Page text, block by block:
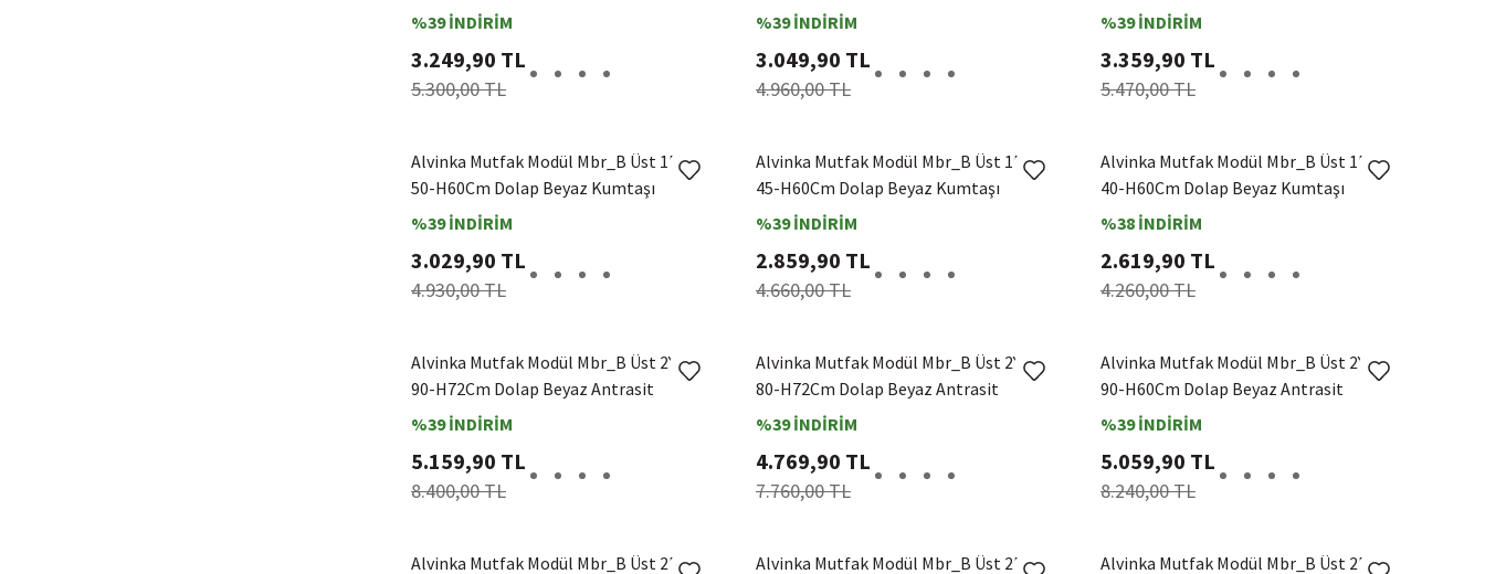
%39 İNDİRİM
3.249,90 TL
5.300,00 TL
%39 İNDİRİM
3.049,90 TL
4.960,00 TL
%39 İNDİRİM
3.359,90 TL
5.470,00 TL
Alvinka Mutfak Modül Mbr_B Üst 1Dk1R
50-H60Cm Dolap Beyaz Kumtaşı
%39 İNDİRİM
3.029,90 TL
4.930,00 TL
Alvinka Mutfak Modül Mbr_B Üst 1Dk1R
45-H60Cm Dolap Beyaz Kumtaşı
%39 İNDİRİM
2.859,90 TL
4.660,00 TL
Alvinka Mutfak Modül Mbr_B Üst 1Dk1R
40-H60Cm Dolap Beyaz Kumtaşı
%38 İNDİRİM
2.619,90 TL
4.260,00 TL
Alvinka Mutfak Modül Mbr_B Üst 2Yk1R
90-H72Cm Dolap Beyaz Antrasit
%39 İNDİRİM
5.159,90 TL
8.400,00 TL
Alvinka Mutfak Modül Mbr_B Üst 2Yk1R
80-H72Cm Dolap Beyaz Antrasit
%39 İNDİRİM
4.769,90 TL
7.760,00 TL
Alvinka Mutfak Modül Mbr_B Üst 2Yk1R
90-H60Cm Dolap Beyaz Antrasit
%39 İNDİRİM
5.059,90 TL
8.240,00 TL
Alvinka Mutfak Modül Mbr_B Üst 2Dk1R
Alvinka Mutfak Modül Mbr_B Üst 2Dk1R
Alvinka Mutfak Modül Mbr_B Üst 2Dk1R